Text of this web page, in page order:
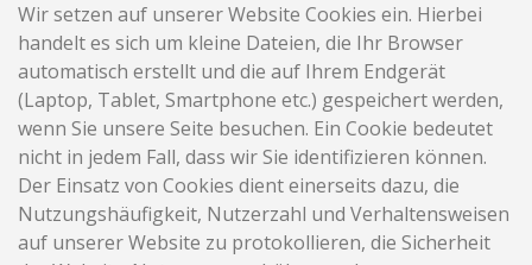
Wir setzen auf unserer Website Cookies ein. Hierbei
handelt es sich um kleine Dateien, die Ihr Browser
automatisch erstellt und die auf Ihrem Endgerät
(Laptop, Tablet, Smartphone etc.) gespeichert werden,
wenn Sie unsere Seite besuchen. Ein Cookie bedeutet
nicht in jedem Fall, dass wir Sie identifizieren können.
Der Einsatz von Cookies dient einerseits dazu, die
Nutzungshäufigkeit, Nutzerzahl und Verhaltensweisen
auf unserer Website zu protokollieren, die Sicherheit